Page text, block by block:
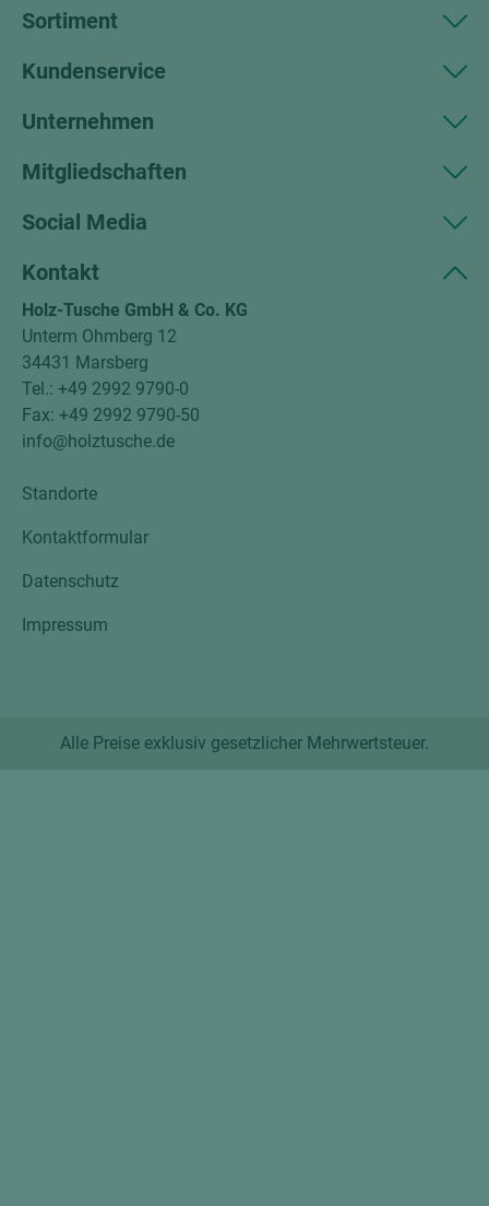
Sortiment
Kundenservice
Unternehmen
Mitgliedschaften
Social Media
Kontakt
Holz-Tusche GmbH & Co. KG
Unterm Ohmberg 12
34431 Marsberg
Tel.: +49 2992 9790-0
Fax: +49 2992 9790-50
info@holztusche.de
Standorte
Kontaktformular
Datenschutz
Impressum
Alle Preise exklusiv gesetzlicher Mehrwertsteuer.